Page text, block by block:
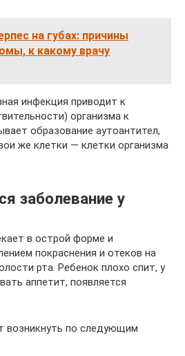
на губах: причины
к какому врачу
инфекция приводит к
организма к
образование аутоантител,
же клетки — клетки организма
заболевание у
в острой форме и
покраснения и отеков на
рта. Ребенок плохо спит, у
аппетит, появляется
возникнуть по следующим